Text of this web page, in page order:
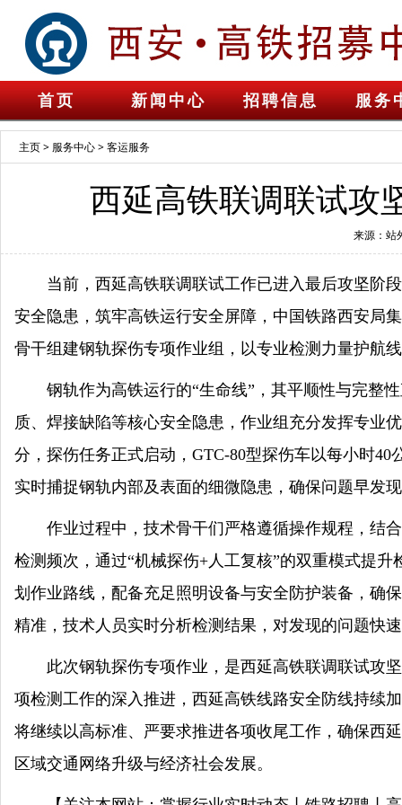
首页 新闻中心 招聘信息 服务
主页> 服务中心>客运服务
西延高铁联调联试攻
来源：站
当前，西延高铁联调联试工作已进入最后攻坚阶
安全隐患，筑牢高铁运行安全屏障，中国铁路西安局
骨干组建钢轨探伤专项作业组，以专业检测力量护航
钢轨作为高铁运行的“生命线”，其平顺性与完整
质、焊接缺陷等核心安全隐患，作业组充分发挥专业
分，探伤任务正式启动，GTC-80型探伤车以每小时
实时捕捉钢轨内部及表面的细微隐患，确保问题早发
作业过程中，技术骨干们严格遵循操作规程，结
检测频次，通过“机械探伤+人工复核”的双重模式提
划作业路线，配备充足照明设备与安全防护装备，确
精准，技术人员实时分析检测结果，对发现的问题快
此次钢轨探伤专项作业，是西延高铁联调联试攻
项检测工作的深入推进，西延高铁线路安全防线持续
将继续以高标准、严要求推进各项收尾工作，确保西
区域交通网络升级与经济社会发展。